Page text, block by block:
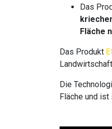
Das
Fläche
Das Produkt
Die
Fläche und